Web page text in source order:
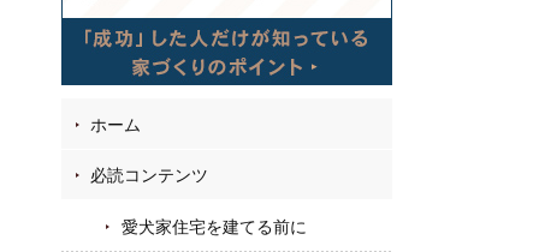
ホーム
必読コンテンツ
愛犬家住宅を建てる前に